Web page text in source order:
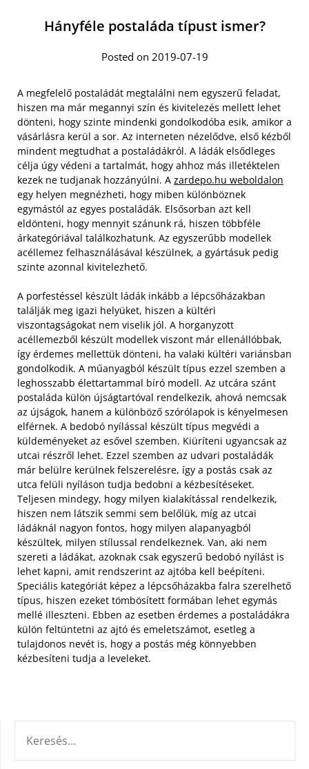
Hányféle postaláda típust ismer?
Posted on 2019-07-19
A megfelelő postaládát megtalálni nem egyszerű feladat,
hiszen ma már megannyi szín és kivitelezés mellett lehet
dönteni, hogy szinte mindenki gondolkodóba esik, amikor a
vásárlásra kerül a sor. Az interneten nézelődve, első kézből
mindent megtudhat a postaládákról. A ládák elsődleges
célja úgy védeni a tartalmát, hogy ahhoz más illetéktelen
kezek ne tudjanak hozzányúlni. A zardepo.hu weboldalon
egy helyen megnézheti, hogy miben különböznek
egymástól az egyes postaládák. Elsősorban azt kell
eldönteni, hogy mennyit szánunk rá, hiszen többféle
árkategóriával találkozhatunk. Az egyszerűbb modellek
acéllemez felhasználásával készülnek, a gyártásuk pedig
szinte azonnal kivitelezhető.
A porfestéssel készült ládák inkább a lépcsőházakban
találják meg igazi helyüket, hiszen a kültéri
viszontagságokat nem viselik jól. A horganyzott
acéllemezből készült modellek viszont már ellenállóbbak,
így érdemes mellettük dönteni, ha valaki kültéri variánsban
gondolkodik. A műanyagból készült típus ezzel szemben a
leghosszabb élettartammal bíró modell. Az utcára szánt
postaláda külön újságtartóval rendelkezik, ahová nemcsak
az újságok, hanem a különböző szórólapok is kényelmesen
elférnek. A bedobó nyílással készült típus megvédi a
küldeményeket az esővel szemben. Kiüríteni ugyancsak az
utcai részről lehet. Ezzel szemben az udvari postaládák
már belülre kerülnek felszerelésre, így a postás csak az
utca felüli nyíláson tudja bedobni a kézbesítéseket.
Teljesen mindegy, hogy milyen kialakítással rendelkezik,
hiszen nem látszik semmi sem belőlük, míg az utcai
ládáknál nagyon fontos, hogy milyen alapanyagból
készültek, milyen stílussal rendelkeznek. Van, aki nem
szereti a ládákat, azoknak csak egyszerű bedobó nyílást is
lehet kapni, amit rendszerint az ajtóba kell beépíteni.
Speciális kategóriát képez a lépcsőházakba falra szerelhető
típus, hiszen ezeket tömbösített formában lehet egymás
mellé illeszteni. Ebben az esetben érdemes a postaládákra
külön feltüntetni az ajtó és emeletszámot, esetleg a
tulajdonos nevét is, hogy a postás még könnyebben
kézbesíteni tudja a leveleket.